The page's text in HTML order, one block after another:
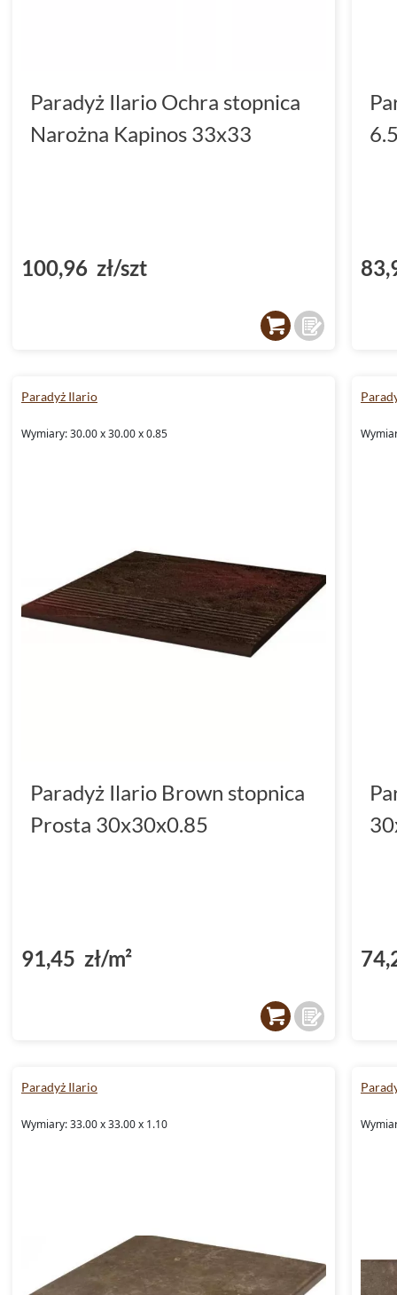
Paradyż Ilario Ochra stopnica
Narożna Kapinos 33x33
100,96 zł/szt
Paradyż Ilario
Wymiary: 30.00 x 30.00 x 0.85
Paradyż Ilario Brown stopnica
Prosta 30x30x0.85
91,45 zł/m²
Paradyż Ilario
Wymiary: 33.00 x 33.00 x 1.10